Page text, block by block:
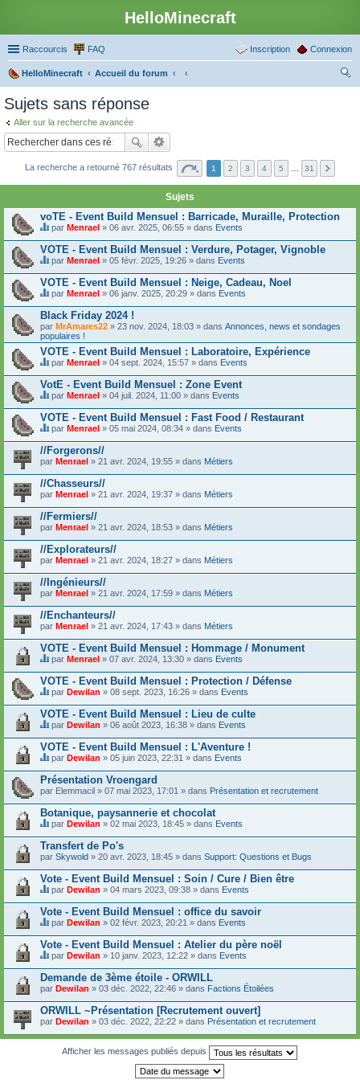
HelloMinecraft
Raccourcis FAQ Connexion
Inscription
HelloMinecraft
Accueil du forum
Sujets sans réponse
Aller sur la recherche avancée
La recherche a retourné 767 résultats 1 2 3 4 5 31
Sujets
voTE - Event Build Mensuel : Barricade, Muraille, Protection
C
e
s
u
j
e
o
n
t
i
e
n
u
n
s
o
n
d
g
.
par Menrael » 06 avr. 2025, 06:55 » dans Events
VOTE - Event Build Mensuel : Verdure, Potager, Vignoble
C
e
s
u
j
e
t
c
o
n
i
e
n
u
n
s
o
n
d
g
e
.
par Menrael » 05 févr. 2025, 19:26 » dans Events
VOTE - Event Build Mensuel : Neige, Cadeau, Noel
C
e
s
u
j
e
c
o
n
i
e
n
u
n
s
o
n
d
g
.
par Menrael » 06 janv. 2025, 20:29 » dans Events
Black Friday 2024 !
par MrAmares22 » 23 nov. 2024, 18:03 » dans Annonces, news et sondages
populaires !
VOTE - Event Build Mensuel : Laboratoire, Expérience
C
e
s
u
j
e
o
t
i
e
n
t
u
n
o
n
d
a
g
e
par Menrael » 04 sept. 2024, 15:57 » dans Events
VotE - Event Build Mensuel : Zone Event
C
e
s
u
j
e
t
o
n
t
i
e
n
t
u
n
o
n
d
a
g
e
par Menrael » 04 juil. 2024, 11:00 » dans Events
VOTE - Event Build Mensuel : Fast Food / Restaurant
C
e
s
u
j
e
t
o
t
i
e
n
t
u
n
o
n
d
a
g
e
par Menrael » 05 mai 2024, 08:34 » dans Events
//Forgerons//
par Menrael » 21 avr. 2024, 19:55 » dans Métiers
//Chasseurs//
par Menrael » 21 avr. 2024, 19:37 » dans Métiers
//Fermiers//
par Menrael » 21 avr. 2024, 18:53 » dans Métiers
//Explorateurs//
par Menrael » 21 avr. 2024, 18:27 » dans Métiers
//Ingénieurs//
par Menrael » 21 avr. 2024, 17:59 » dans Métiers
//Enchanteurs//
par Menrael » 21 avr. 2024, 17:43 » dans Métiers
VOTE - Event Build Mensuel : Hommage / Monument
C
e
s
u
j
e
o
n
i
e
n
t
u
n
s
o
n
d
a
g
e
par Menrael » 07 avr. 2024, 13:30 » dans Events
VOTE - Event Build Mensuel : Protection / Défense
C
e
s
u
j
e
o
n
t
i
e
n
t
u
n
o
n
d
a
g
e
par Dewilan » 08 sept. 2023, 16:26 » dans Events
VOTE - Event Build Mensuel : Lieu de culte
C
e
s
u
j
e
t
o
n
i
e
n
t
u
n
s
o
n
d
a
g
e
par Dewilan » 06 août 2023, 16:38 » dans Events
VOTE - Event Build Mensuel : L'Aventure !
C
e
s
u
j
e
o
n
t
i
e
n
t
u
n
s
o
n
d
a
g
e
par Dewilan » 05 juin 2023, 22:31 » dans Events
Présentation Vroengard
par Elemmacil » 07 mai 2023, 17:01 » dans Présentation et recrutement
Botanique, paysannerie et chocolat
C
e
s
u
j
e
o
n
i
e
n
t
u
n
o
n
d
a
par Dewilan » 02 mai 2023, 18:45 » dans Events
Transfert de Po's
par Skywold » 20 avr. 2023, 18:45 » dans Support: Questions et Bugs
Vote - Event Build Mensuel : Soin / Cure / Bien être
C
e
s
u
j
e
o
n
t
i
e
n
t
u
par Dewilan » 04 mars 2023, 09:38 » dans Events
Vote - Event Build Mensuel : office du savoir
C
s
u
j
e
t
o
n
t
i
par Dewilan » 02 févr. 2023, 20:21 » dans Events
Vote - Event Build Mensuel : Atelier du père noël
C
e
s
u
j
e
t
o
par Dewilan » 10 janv. 2023, 12:22 » dans Events
Demande de 3ème étoile - ORWILL
par Dewilan » 03 déc. 2022, 22:46 » dans Factions Étoilées
ORWILL ~Présentation [Recrutement ouvert]
par Dewilan » 03 déc. 2022, 22:22 » dans Présentation et recrutement
Afficher les messages publiés depuis